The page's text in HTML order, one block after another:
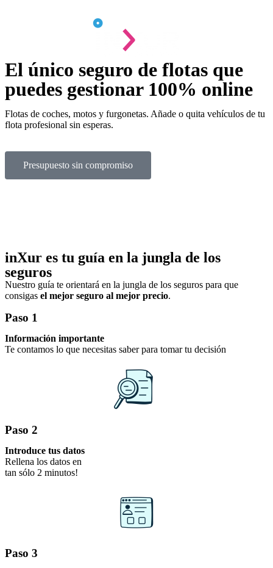
El único seguro de flotas que
puedes gestionar 100% online ​
Flotas de coches, motos y furgonetas. Añade o quita vehículos de tu
flota profesional sin esperas.
Presupuesto sin compromiso
inXur es tu guía en la jungla de los
seguros
Nuestro guía te orientará en la jungla de los seguros para que
consigas el mejor seguro al mejor precio.
Paso 1
Información importante
Te contamos lo que necesitas saber para tomar tu decisión
Paso 2
Introduce tus datos
Rellena los datos en
tan sólo 2 minutos!
Paso 3